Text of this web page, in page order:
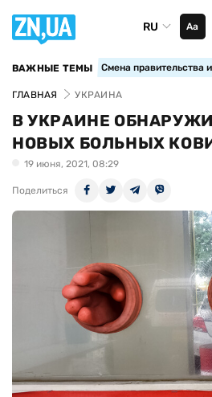
RU Аа
ВАЖНЫЕ ТЕМЫ Смена правительства
ГЛАВНАЯ УКРАИНА
В УКРАИНЕ
НОВЫХ БОЛЬНЫХ
19 июня, 2021, 08:29
Поделиться